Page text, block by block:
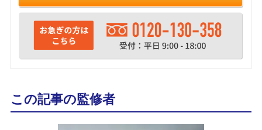
この記事の監修者